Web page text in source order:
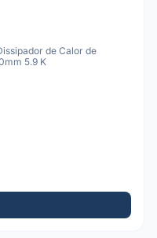
de Calor de
5.9 K